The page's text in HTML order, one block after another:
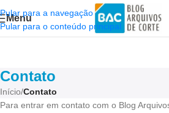
Pular para a navegação
Pular para o conteúdo principal
Menu
Contato
Início/Contato
Para entrar em contato com o Blog